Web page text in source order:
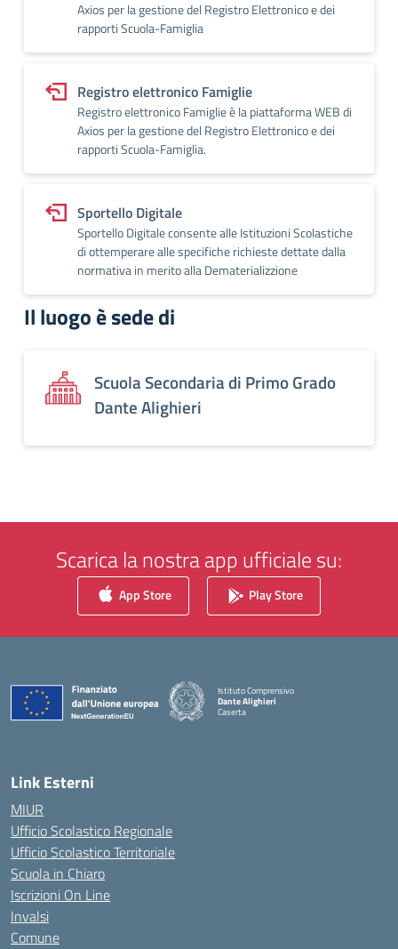
Axios per la gestione del Registro Elettronico e dei
rapporti Scuola-Famiglia
Registro elettronico Famiglie
Registro elettronico Famiglie è la piattaforma WEB di
Axios per la gestione del Registro Elettronico e dei
rapporti Scuola-Famiglia.
Sportello Digitale
Sportello Digitale consente alle Istituzioni Scolastiche
di ottemperare alle specifiche richieste dettate dalla
normativa in merito alla Dematerializzione
Il luogo è sede di
Scuola Secondaria di Primo Grado
Dante Alighieri
Scarica la nostra app ufficiale su:
App Store Play Store
Istituto Comprensivo
Dante Alighieri
Caserta
Link Esterni
MIUR
Ufficio Scolastico Regionale
Ufficio Scolastico Territoriale
Scuola in Chiaro
Iscrizioni On Line
Invalsi
Comune